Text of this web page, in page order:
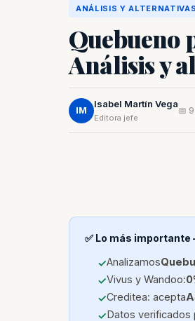
ANÁLISIS Y ALTERNATIVAS
Quebueno
Análisis y
IM
Isabel Martín Vega
Editora jefe
📅
✅ Lo más
Analizamos
Vivus y Wandoo:
Creditea: acepta
Datos verificados